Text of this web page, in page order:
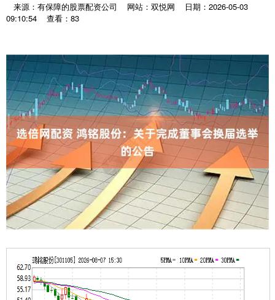
来源：有保障的股票配资公司 网站：双悦网
日期：2026-05-03
09:10:54
查看：83